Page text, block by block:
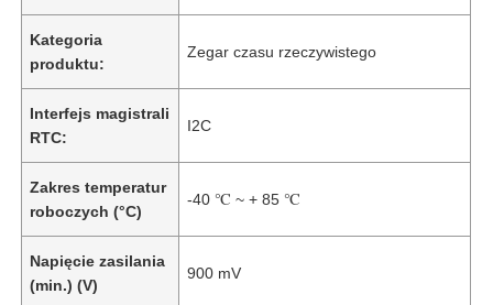
Kategoria
produktu:
Zegar czasu rzeczywistego
Interfejs magistrali
RTC:
I2C
Zakres temperatur
roboczych (°C)
-40 ℃ ~ + 85 ℃
Napięcie zasilania
(min.) (V)
900 mV